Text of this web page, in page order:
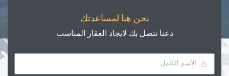
نحن هنا لمساعدتك
دعنا نتصل بك لايجاد العقار المناسب